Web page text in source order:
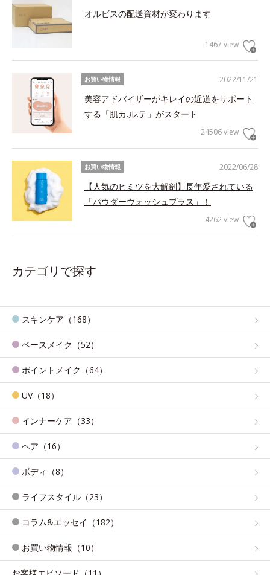
オルビスの配送資材が変わります
1467 view
2022/11/21
お買い物情報
美容アドバイザーがキレイの近道をサポート
する「肌カ.ル.テ」がスタート
24506 view
2022/06/28
お買い物情報
【人気のヒミツを大解剖】長年愛されている
「パウダーウォッシュプラス」！
4262 view
カテゴリで探す
スキンケア（168）
ベースメイク（52）
ポイントメイク（64）
UV（18）
インナーケア（33）
ヘア（16）
ボディ（8）
ライフスタイル（23）
コラム&エッセイ（182）
お買い物情報（10）